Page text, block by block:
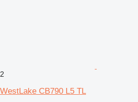
2
WestLake CB790 L5 TL